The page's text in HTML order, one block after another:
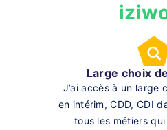
Large choix
J’ai accès à un large
en intérim, CDD, CDI
tous les métiers qui